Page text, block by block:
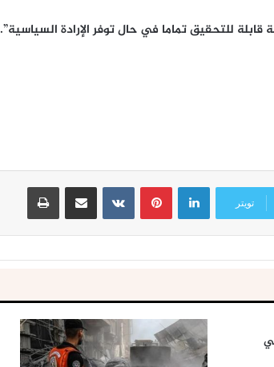
قابلة للتحقيق تماما في حال توفر الإرادة السياسية”.
تويتر
لينكدإنبينتيريست مشاركة عبر البريد طباعة